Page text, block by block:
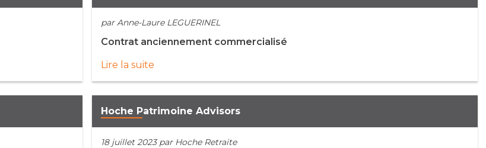
par Anne-Laure LEGUERINEL
Contrat anciennement commercialisé
Lire la suite
Hoche Patrimoine Advisors
18 juillet 2023par Hoche Retraite